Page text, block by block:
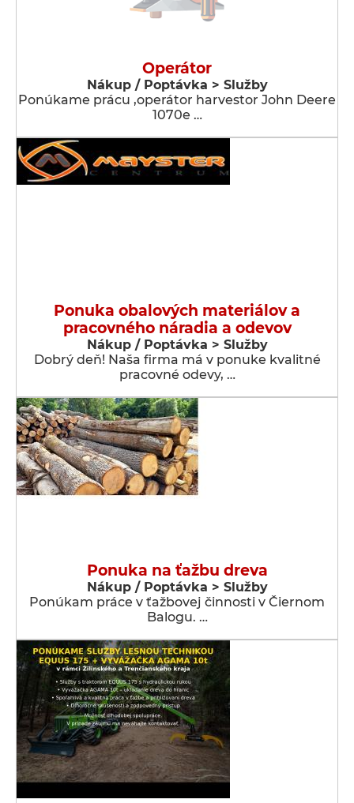
Operátor
Nákup / Poptávka > Služby
Ponúkame prácu ,operátor harvestor John Deere
1070e …
Ponuka obalových materiálov a
pracovného náradia a odevov
Nákup / Poptávka > Služby
Dobrý deň! Naša firma má v ponuke kvalitné
pracovné odevy, …
Ponuka na ťažbu dreva
Nákup / Poptávka > Služby
Ponúkam práce v ťažbovej činnosti v Čiernom
Balogu. …